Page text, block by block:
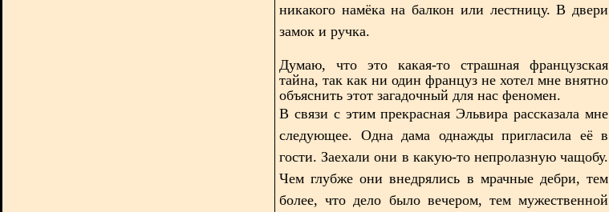
никакого намёка на балкон или лестницу. В двери
замок и ручка.
Думаю, что это какая-то страшная французская
тайна, так как ни один француз не хотел мне внятно
объяснить этот загадочный для нас феномен.
В связи с этим прекрасная Эльвира рассказала мне
следующее. Одна дама однажды пригласила её в
гости. Заехали они в какую-то непролазную чащобу.
Чем глубже они внедрялись в мрачные дебри, тем
более, что дело было вечером, тем мужественной